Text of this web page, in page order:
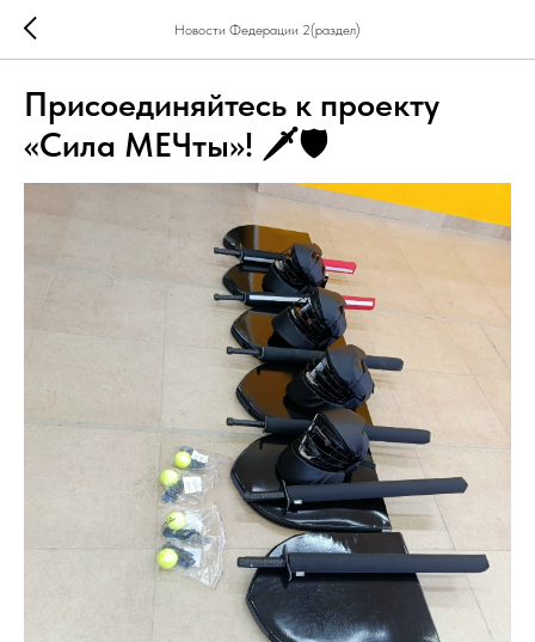
Новости Федерации 2(раздел)
Присоединяйтесь к проекту
«Сила МЕЧты»! 🗡🛡